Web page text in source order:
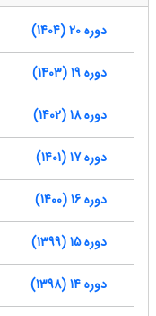
دوره 20 (1404)
دوره 19 (1403)
دوره 18 (1402)
دوره 17 (1401)
دوره 16 (1400)
دوره 15 (1399)
دوره 14 (1398)